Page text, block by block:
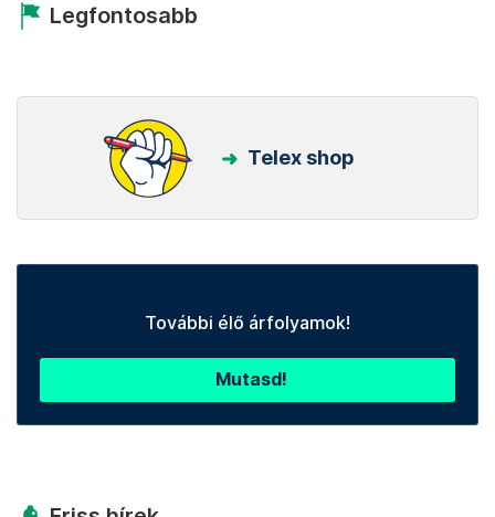
Legfontosabb
Telex shop
További élő árfolyamok!
Mutasd!